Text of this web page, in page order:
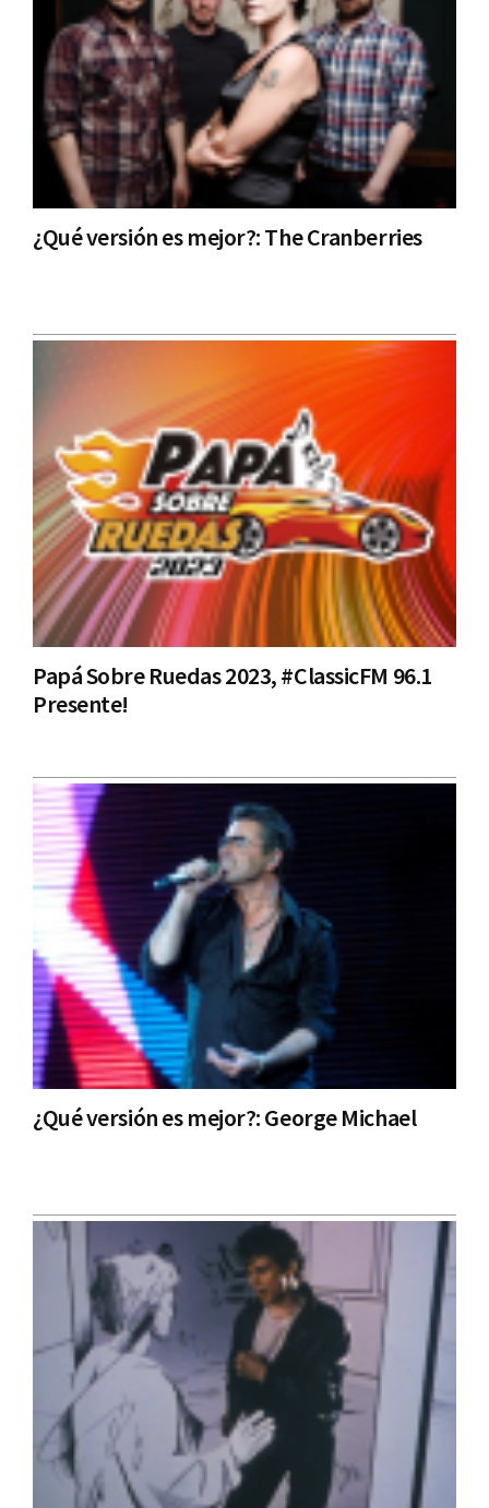
¿Qué versión es mejor?: The Cranberries
Papá Sobre Ruedas 2023, #ClassicFM 96.1
Presente!
¿Qué versión es mejor?: George Michael